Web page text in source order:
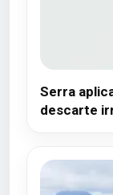
Serra
descarte